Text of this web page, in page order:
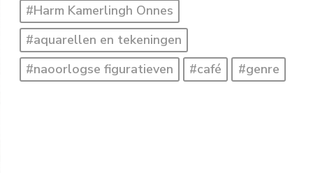
#Harm Kamerlingh Onnes
#aquarellen en tekeningen
#naoorlogse figuratieven
#café #genre